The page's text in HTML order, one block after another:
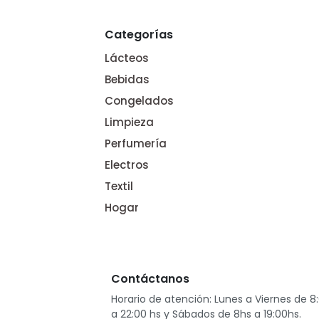
muebles, jardinería, camping,
Aplican exclusiones. Ver legales.
Digital
L M M J
Categorías
Lácteos
Bebidas
Congelados
Limpieza
Perfumería
Electros
Textil
Hogar
Contáctanos
Horario de atención: Lunes a Viernes de
a 22:00 hs y Sábados de 8hs a 19:00hs.